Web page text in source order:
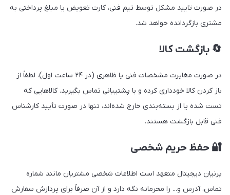
در صورت تایید مشکل توسط تیم فنی، کارت تعویض یا مبلغ پرداختی به
مشتری بازگردانده خواهد شد.
🔄 بازگشت کالا
در صورت مغایرت مشخصات فنی یا ظاهری (در ۲۴ ساعت اول)، لطفاً از
باز کردن کالا خودداری کرده و با پشتیبانی تماس بگیرید. کالاهایی که
تست شده یا از بسته‌بندی خارج شده‌اند، تنها در صورت تأیید کارشناس
فنی قابل بازگشت هستند.
🔐 حفظ حریم شخصی
پرنیان دیجیتال متعهد است اطلاعات شخصی مشتریان مانند شماره
تماس، آدرس و... را محرمانه نگه دارد و از آن صرفاً برای پردازش سفارش